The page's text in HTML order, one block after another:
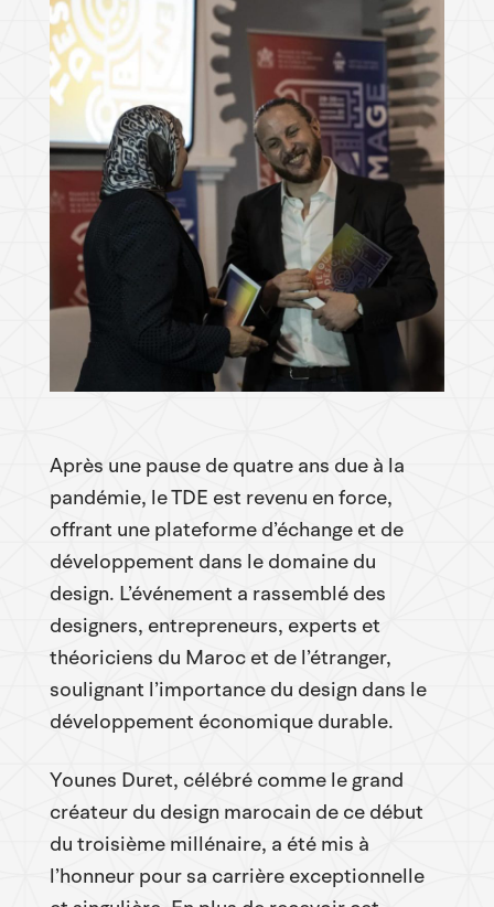
Après une pause de quatre ans due à la
pandémie, le TDE est revenu en force,
offrant une plateforme d’échange et de
développement dans le domaine du
design. L’événement a rassemblé des
designers, entrepreneurs, experts et
théoriciens du Maroc et de l’étranger,
soulignant l’importance du design dans le
développement économique durable.
Younes Duret, célébré comme le grand
créateur du design marocain de ce début
du troisième millénaire, a été mis à
l’honneur pour sa carrière exceptionnelle